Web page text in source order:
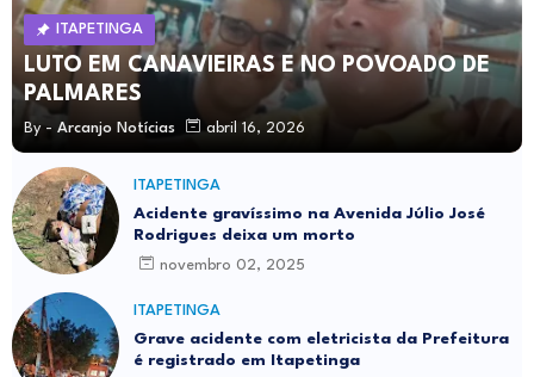
ITAPETINGA
LUTO EM CANAVIEIRAS E NO POVOADO DE
PALMARES
By - Arcanjo Notícias abril 16, 2026
ITAPETINGA
Acidente gravíssimo na Avenida Júlio José
Rodrigues deixa um morto
novembro 02, 2025
ITAPETINGA
Grave acidente com eletricista da Prefeitura
é registrado em Itapetinga